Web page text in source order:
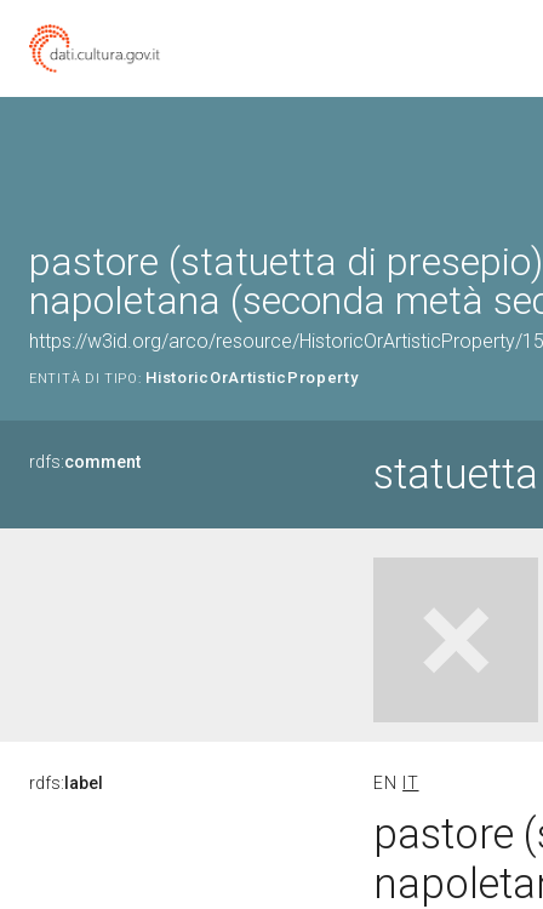
pastore (statuetta di
napoletana (seconda metà
https://w3id.org/arco/resource/HistoricOrArtisticProperty/
ENTITÀ DI TIPO: HistoricOrArtisticProperty
rdfs:comment
rdfs: label EN IT
pastore